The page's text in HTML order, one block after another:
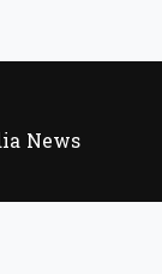
News